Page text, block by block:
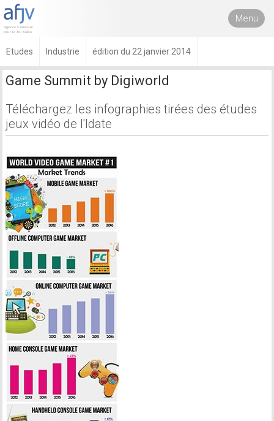
Menu
Etudes Industrie édition du 22 janvier 2014
Game Summit by Digiworld
Téléchargez les infographies tirées des études
jeux vidéo de l'Idate